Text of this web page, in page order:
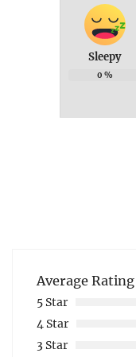
Sleepy
0 %
Average Rating
5 Star
4 Star
3 Star